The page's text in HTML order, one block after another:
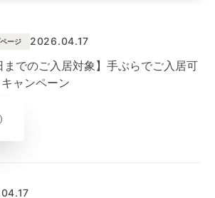
ージ 2026.04.17
までのご入居対象】手ぶらでご入居可
ャンペーン